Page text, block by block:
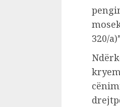
320/